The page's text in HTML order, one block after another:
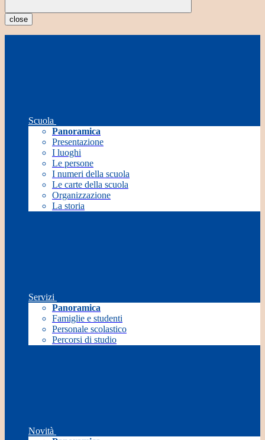
close
Scuola
Panoramica
Presentazione
I luoghi
Le persone
I numeri della scuola
Le carte della scuola
Organizzazione
La storia
Servizi
Panoramica
Famiglie e studenti
Personale scolastico
Percorsi di studio
Novità